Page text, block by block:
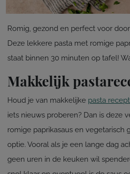
Romig, gezond en perfect voor
Deze lekkere pasta met romige
staat binnen 30 minuten op tafel!
Makkelijk
Houd je van makkelijke pasta
iets nieuws proberen? Dan is deze
romige paprikasaus en vegetarisch
optie. Vooral als je een lange dag
geen uren in de keuken wil